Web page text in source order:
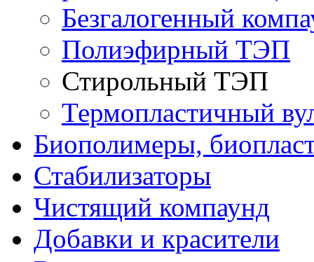
Безгалогенный
Полиэфирный ТЭП
Стирольный ТЭП
Термопластичный
Биополимеры,
Стабилизаторы
Чистящий компаунд
Добавки и красители